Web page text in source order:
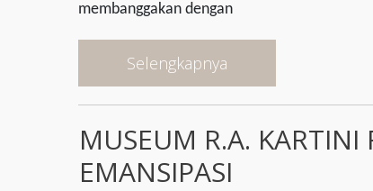
membanggakan dengan
Selengkapnya
MUSEUM R.A. KARTINI
EMANSIPASI